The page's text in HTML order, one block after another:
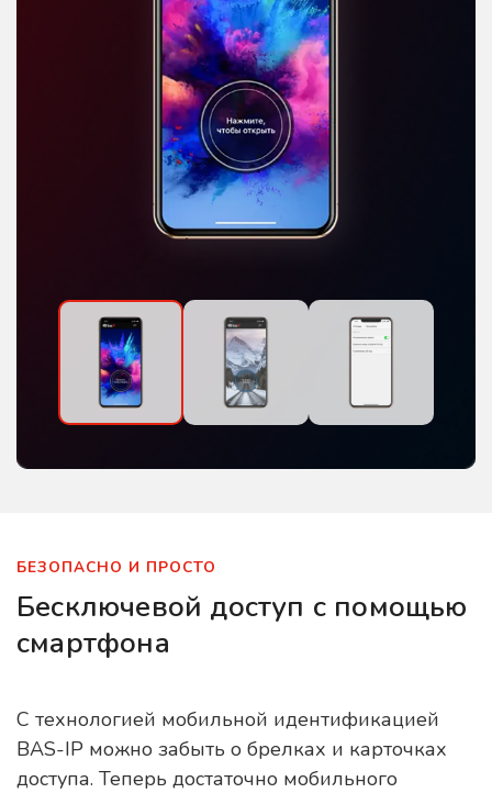
БЕЗОПАСНО И ПРОСТО
Бесключевой доступ с помощью
смартфона
С технологией мобильной идентификацией
BAS-IP можно забыть о брелках и карточках
доступа. Теперь достаточно мобильного